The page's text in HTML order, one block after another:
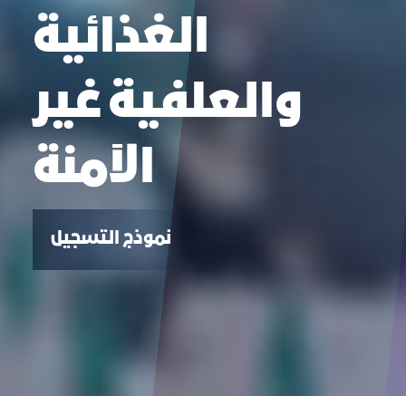
الغذائية
والعلفية غير
نموذج التسجيل